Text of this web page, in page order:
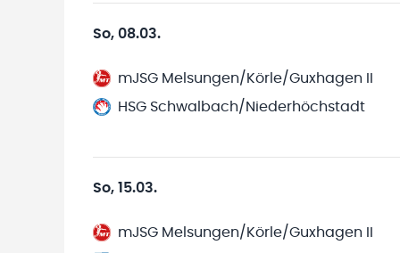
So, 08.03.
mJSG Melsungen/Körle/Guxhagen II
HSG Schwalbach/Niederhöchstadt
So, 15.03.
mJSG Melsungen/Körle/Guxhagen II